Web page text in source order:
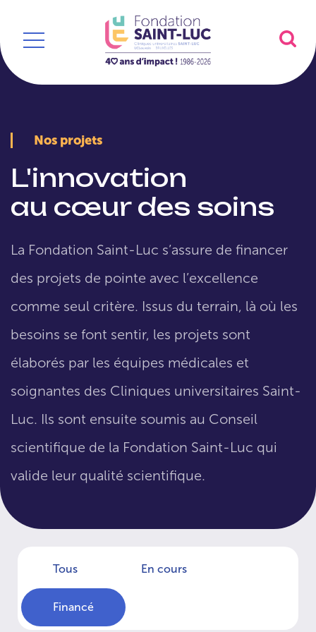
Nos projets
L'innovation
au cœur des soins
La Fondation Saint-Luc s’assure de financer
des projets de pointe avec l’excellence
comme seul critère. Issus du terrain, là où les
besoins se font sentir, les projets sont
élaborés par les équipes médicales et
soignantes des Cliniques universitaires Saint-
Luc. Ils sont ensuite soumis au Conseil
scientifique de la Fondation Saint-Luc qui
valide leur qualité scientifique.
Tous En cours
Financé